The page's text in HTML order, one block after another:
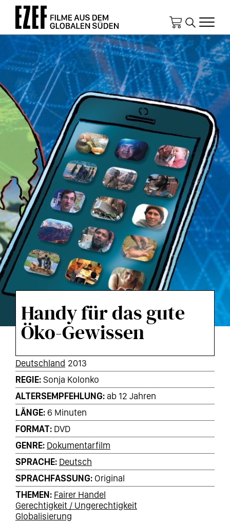
Direkt
Inhalt
Handy für das gute
Öko-Gewissen
Deutschland 2013
REGIE Sonja Kolonko
ALTERSEMPFEHLUNG ab 12 Jahren
LÄNGE 6 Minuten
FORMAT DVD
GENRE Dokumentarfilm
SPRACHE Deutsch
SPRACHFASSUNG Original
THEMEN Fairer Handel
Gerechtigkeit / Ungerechtigkeit
Globalisierung